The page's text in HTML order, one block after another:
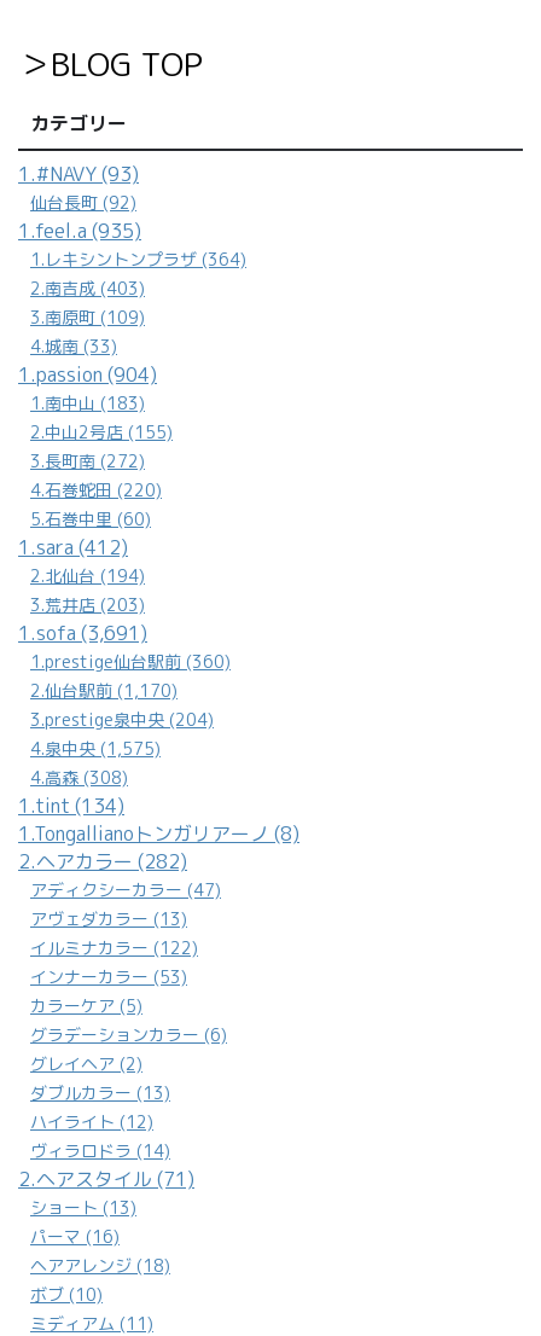
＞BLOG TOP
カテゴリー
1.#NAVY (93)
仙台長町 (92)
1.feel.a (935)
1.レキシントンプラザ (364)
2.南吉成 (403)
3.南原町 (109)
4.城南 (33)
1.passion (904)
1.南中山 (183)
2.中山2号店 (155)
3.長町南 (272)
4.石巻蛇田 (220)
5.石巻中里 (60)
1.sara (412)
2.北仙台 (194)
3.荒井店 (203)
1.sofa (3,691)
1.prestige仙台駅前 (360)
2.仙台駅前 (1,170)
3.prestige泉中央 (204)
4.泉中央 (1,575)
4.高森 (308)
1.tint (134)
1.Tongallianoトンガリアーノ (8)
2.ヘアカラー (282)
アディクシーカラー (47)
アヴェダカラー (13)
イルミナカラー (122)
インナーカラー (53)
カラーケア (5)
グラデーションカラー (6)
グレイヘア (2)
ダブルカラー (13)
ハイライト (12)
ヴィラロドラ (14)
2.ヘアスタイル (71)
ショート (13)
パーマ (16)
ヘアアレンジ (18)
ボブ (10)
ミディアム (11)